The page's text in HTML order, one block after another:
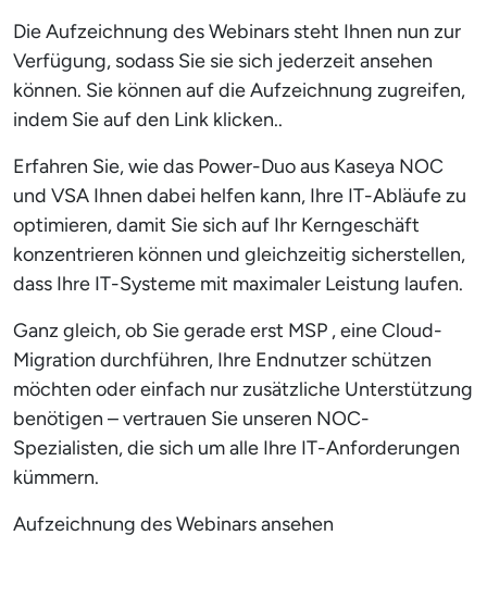
Die Aufzeichnung des Webinars steht Ihnen nun zur
Verfügung, sodass Sie sie sich jederzeit ansehen
können. Sie können auf die Aufzeichnung zugreifen,
indem Sie auf den Link klicken..
Erfahren Sie, wie das Power-Duo aus Kaseya NOC
und VSA Ihnen dabei helfen kann, Ihre IT-Abläufe zu
optimieren, damit Sie sich auf Ihr Kerngeschäft
konzentrieren können und gleichzeitig sicherstellen,
dass Ihre IT-Systeme mit maximaler Leistung laufen.
Ganz gleich, ob Sie gerade erst MSP , eine Cloud-
Migration durchführen, Ihre Endnutzer schützen
möchten oder einfach nur zusätzliche Unterstützung
benötigen – vertrauen Sie unseren NOC-
Spezialisten, die sich um alle Ihre IT-Anforderungen
kümmern.
Aufzeichnung des Webinars ansehen